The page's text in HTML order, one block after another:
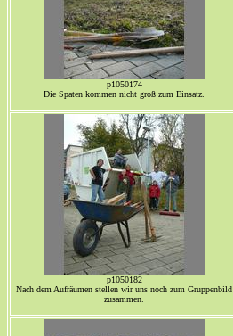
p1050174
Die Spaten kommen nicht groß zum Einsatz.
p1050182
Nach dem Aufräumen stellen wir uns noch zum Gruppenbild
zusammen.